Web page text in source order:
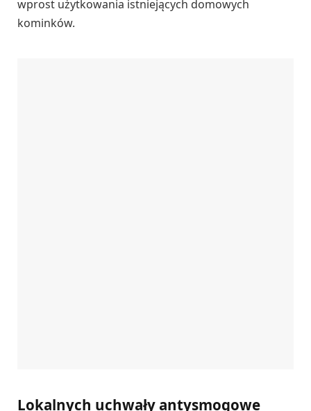
wprost użytkowania istniejących domowych
kominków.
Lokalnych uchwały antysmogowe